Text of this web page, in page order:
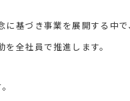
に基づき事業を展開する中で
を全社員で推進します。